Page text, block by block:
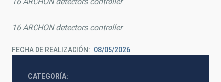
16 ARCHON detectors controller
16 ARCHON detectors controller
FECHA DE REALIZACIÓN 08/05/2026
CATEGORÍA